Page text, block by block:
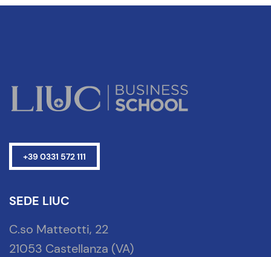
+39 0331 572 111
SEDE LIUC
C.so Matteotti, 22
21053 Castellanza (VA)